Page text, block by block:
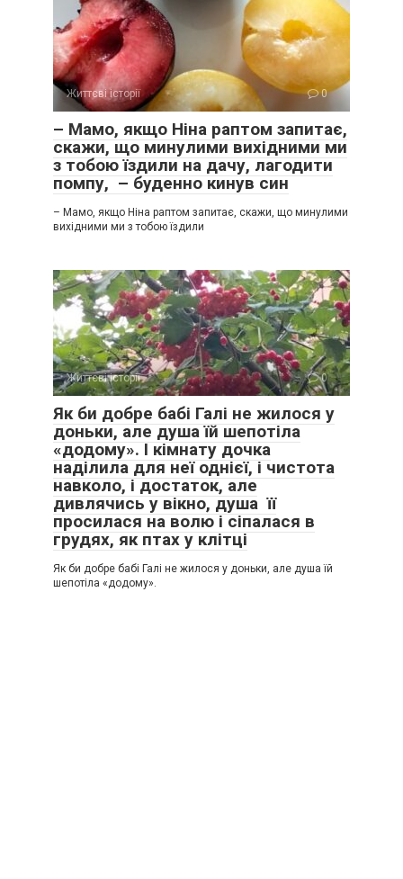
Життєві історії 0
– Мамо, якщо Ніна раптом запитає,
скажи, що минулими вихідними ми
з тобою їздили на дачу, лагодити
помпу, – буденно кинув син
– Мамо, якщо Ніна раптом запитає, скажи, що минулими
вихідними ми з тобою їздили
Життєві історії 0
Як би добре бабі Галі не жилося у
доньки, але душа їй шепотіла
«додому». І кімнату дочка
наділила для неї однієї, і чистота
навколо, і достаток, але
дивлячись у вікно, душа її
просилася на волю і сіпалася в
грудях, як птах у клітці
Як би добре бабі Галі не жилося у доньки, але душа їй
шепотіла «додому».